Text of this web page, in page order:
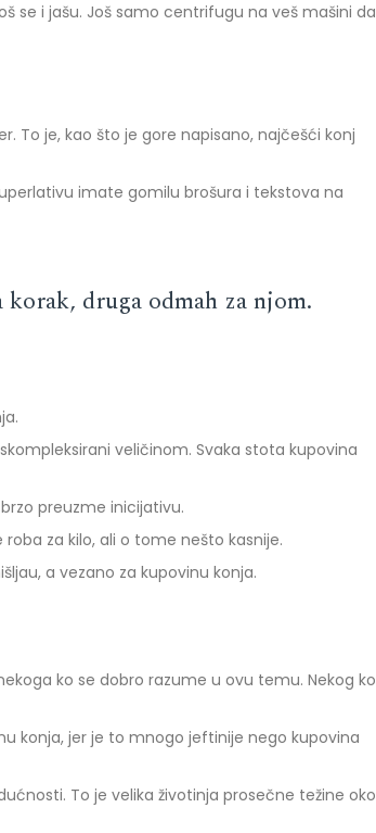
se i jašu. Još samo centrifugu na veš mašini da
To je, kao što je gore napisano, najčešći konj
imate gomilu brošura i tekstova na
druga odmah za njom.
veličinom. Svaka stota kupovina
preuzme inicijativu.
za kilo, ali o tome nešto kasnije.
a vezano za kupovinu konja.
ko se dobro razume u ovu temu. Nekog ko
konja, jer je to mnogo jeftinije nego kupovina
To je velika životinja prosečne težine oko